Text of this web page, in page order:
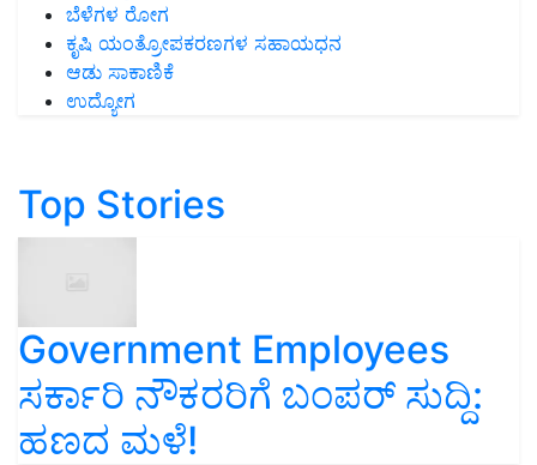
ಬೆಳೆಗಳ ರೋಗ
ಕೃಷಿ ಯಂತ್ರೋಪಕರಣಗಳ ಸಹಾಯಧನ
ಆಡು ಸಾಕಾಣಿಕೆ
ಉದ್ಯೋಗ
Top Stories
Government Employees
ಸರ್ಕಾರಿ ನೌಕರರಿಗೆ ಬಂಪರ್‌ ಸುದ್ದಿ:
ಹಣದ ಮಳೆ!